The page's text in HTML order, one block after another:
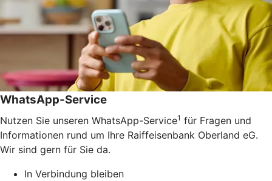
WhatsApp-Service
Nutzen Sie unseren WhatsApp-Service1 für Fragen und
Informationen rund um Ihre Raiffeisenbank Oberland eG.
Wir sind gern für Sie da.
In Verbindung bleiben